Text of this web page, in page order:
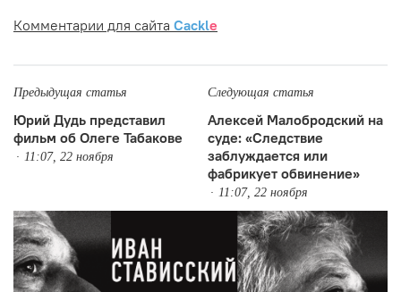
Комментарии для сайта Cackle
Предыдущая статья
Юрий Дудь представил
фильм об Олеге Табакове
11:07, 22 ноября
Следующая статья
Алексей Малобродский на
суде: «Следствие
заблуждается или
фабрикует обвинение»
11:07, 22 ноября